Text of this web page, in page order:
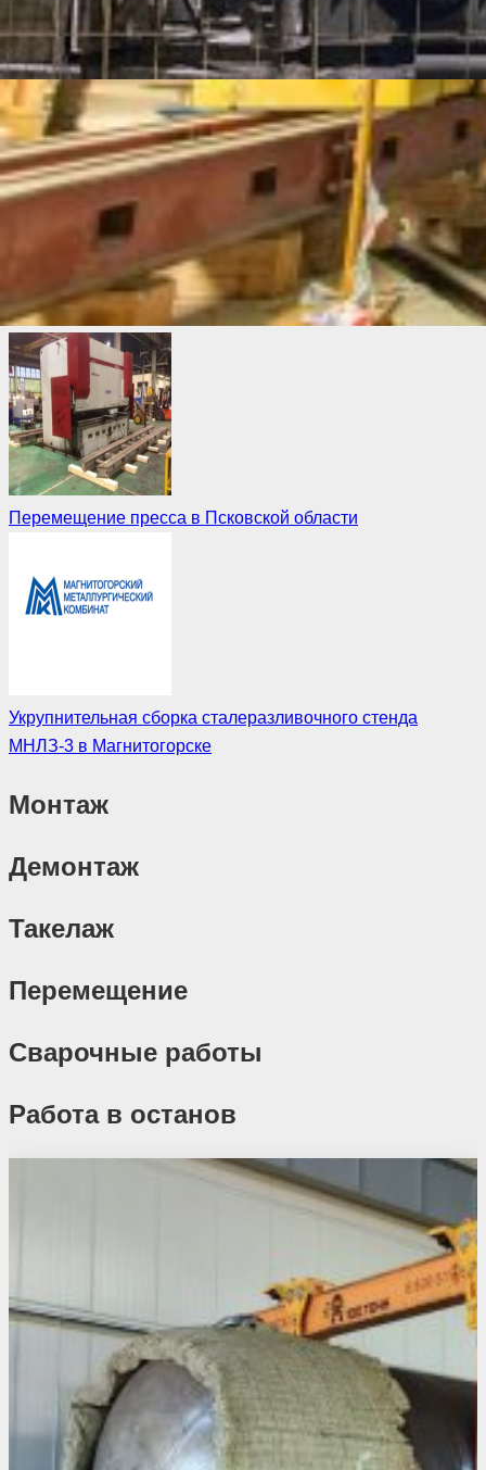
перед монтажными работами пришлось выполнить
сложный такелаж тяжелых (до 29 тонн) частей
оборудования массой до 29 тонн. Подача оборудования к
месту установки осложнялась экстремальными морозами
(до минус 29°С) в Ярославле в период Новогодних
праздников. Чёткое планирование работ и грамотные
действия монтажного персонала позволили быстро и
аккуратно переместить оборудование к месту монтажа.
Разметка, «заводка анкеров» и установка
обрабатывающих центров в проектное положение были
выполнены в штатном режиме и точно в срок!
Перемещение пресса в Псковской области
Укрупнительная сборка сталеразливочного стенда
МНЛЗ-3 в Магнитогорске
Монтаж
Демонтаж
Такелаж
Перемещение
Сварочные работы
Работа в останов
Похожие проекты